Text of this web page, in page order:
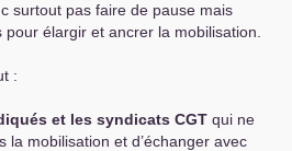
surtout pas faire de pause mais
élargir et ancrer la mobilisation.
:
et les syndicats CGT qui ne
la mobilisation et d’échanger avec